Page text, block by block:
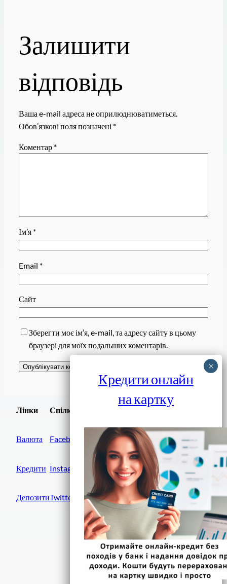
Залишити
відповідь
Ваша e-mail адреса не оприлюднюватиметься.
Обов’язкові поля позначені *
Коментар *
Ім’я *
Email *
Сайт
Зберегти моє ім’я, e-mail, та адресу сайту в цьому
браузері для моїх подальших коментарів.
Лінки
Валюта
Кредити
Депозити
Спілки
Facebook
Instagram
Twitter
Завантажити
Фінанси IN UA
вулиця Хрещатик, 14
Київ, 01001
Україна
Кредити онлайн
на картку